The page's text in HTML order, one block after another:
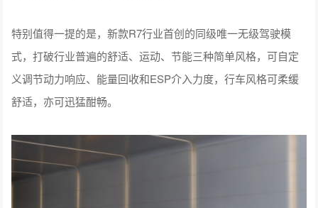
特别值得一提的是，新款R7行业首创的同级唯一无级驾驶模
式，打破行业普遍的舒适、运动、节能三种简单风格，可自定
义调节动力响应、能量回收和ESP介入力度，行车风格可柔缓
舒适，亦可迅猛酣畅。